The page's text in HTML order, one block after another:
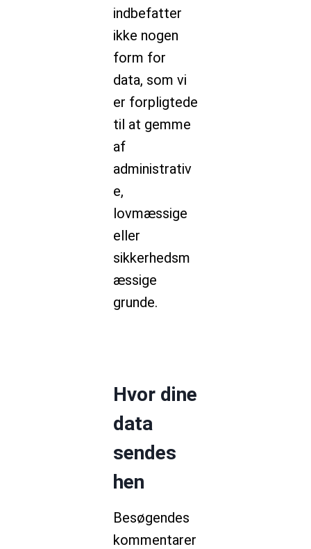
indbefatter
ikke nogen
form for
data, som vi
er forpligtede
til at gemme
af
administrativ
e,
lovmæssige
eller
sikkerhedsm
æssige
grunde.
Hvor dine
data
sendes
hen
Besøgendes
kommentarer